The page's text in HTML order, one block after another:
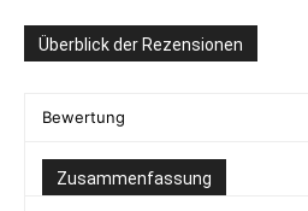
Überblick der Rezensionen
Bewertung
Zusammenfassung